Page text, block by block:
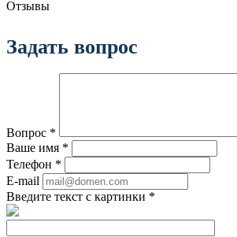
Отзывы
Задать вопрос
Вопрос *
Ваше имя *
Телефон *
E-mail
Введите текст с картинки *